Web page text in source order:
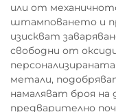
или от
штамповането и
изискват
свободни от
метали,
намаляват броя
предварително